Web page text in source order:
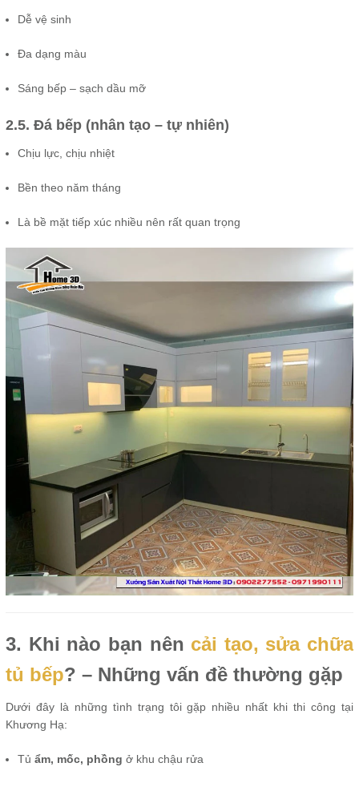
Dễ vệ sinh
Đa dạng màu
Sáng bếp – sạch dầu mỡ
2.5. Đá bếp (nhân tạo – tự nhiên)
Chịu lực, chịu nhiệt
Bền theo năm tháng
Là bề mặt tiếp xúc nhiều nên rất quan trọng
3. Khi nào bạn nên cải tạo, sửa chữa
tủ bếp? – Những vấn đề thường gặp
Dưới đây là những tình trạng tôi gặp nhiều nhất khi thi công tại
Khương Hạ:
Tủ ẩm, mốc, phồng ở khu chậu rửa